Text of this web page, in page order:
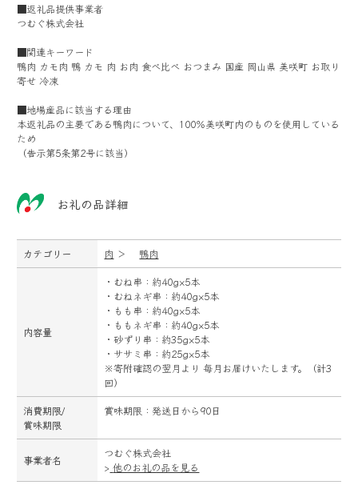
■返礼品提供事業者
つむぐ株式会社
■関連キーワード
鴨肉 カモ肉 鴨 カモ 肉 お肉 食べ比べ おつまみ 国産 岡山県 美咲町 お取り
寄せ 冷凍
■地場産品に該当する理由
本返礼品の主要である鴨肉について、100％美咲町内のものを使用している
ため
（告示第5条第2号に該当）
お礼の品詳細
カテゴリー 肉 ＞ 鴨肉
内容量
・むね串：約40g×5本
・むねネギ串：約40g×5本
・もも串：約40g×5本
・ももネギ串：約40g×5本
・砂ずり串：約35g×5本
・ササミ串：約25g×5本
※寄附確認の翌月より 毎月お届けいたします。（計3
回）
消費期限/
賞味期限
賞味期限：発送日から90日
事業者名
つむぐ株式会社
> 他のお礼の品を見る